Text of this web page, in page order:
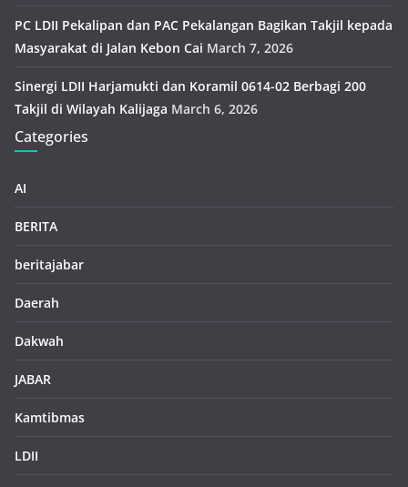
PC LDII Pekalipan dan PAC Pekalangan Bagikan Takjil kepada
Masyarakat di Jalan Kebon Cai March 7, 2026
Sinergi LDII Harjamukti dan Koramil 0614-02 Berbagi 200
Takjil di Wilayah Kalijaga March 6, 2026
Categories
AI
BERITA
beritajabar
Daerah
Dakwah
JABAR
Kamtibmas
LDII